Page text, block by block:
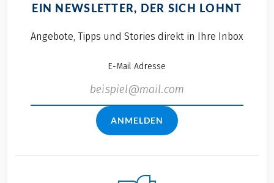
EIN NEWSLETTER, DER SICH LOHNT
Angebote, Tipps und Stories direkt in Ihre Inbox
E-Mail Adresse
ANMELDEN